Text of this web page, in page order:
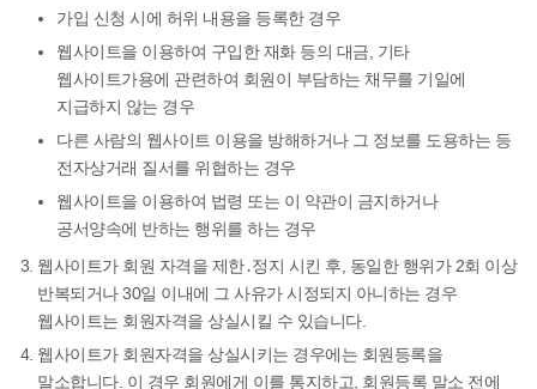
가입 신청 시에 허위 내용을 등록한 경우
웹사이트을 이용하여 구입한 재화 등의 대금, 기타
웹사이트가용에 관련하여 회원이 부담하는 채무를 기일에
지급하지 않는 경우
다른 사람의 웹사이트 이용을 방해하거나 그 정보를 도용하는 등
전자상거래 질서를 위협하는 경우
웹사이트을 이용하여 법령 또는 이 약관이 금지하거나
공서양속에 반하는 행위를 하는 경우
웹사이트가 회원 자격을 제한․정지 시킨 후, 동일한 행위가 2회 이상
반복되거나 30일 이내에 그 사유가 시정되지 아니하는 경우
웹사이트는 회원자격을 상실시킬 수 있습니다.
웹사이트가 회원자격을 상실시키는 경우에는 회원등록을
말소합니다. 이 경우 회원에게 이를 통지하고, 회원등록 말소 전에